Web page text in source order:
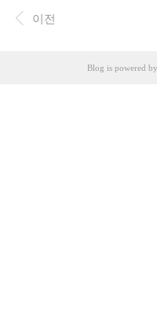
정 때문입니다. 터미널에서
력해 봅시다. $ dircolors
이전
Blog is powered by